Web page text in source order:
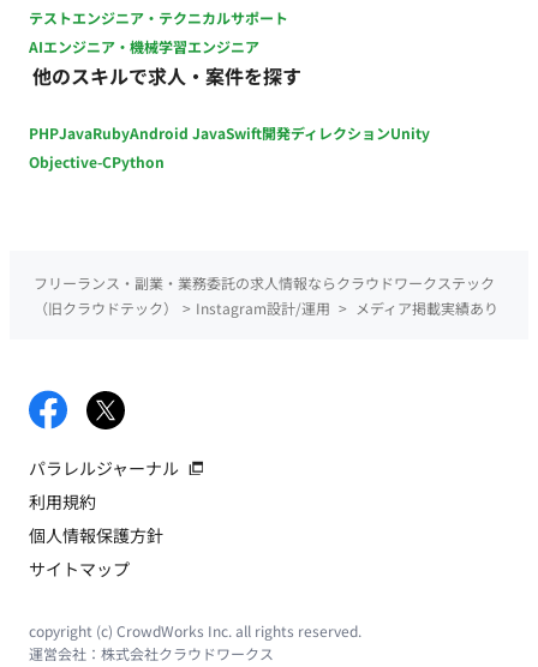
テストエンジニア・テクニカルサポート
AIエンジニア・機械学習エンジニア
他のスキルで求人・案件を探す
PHPJavaRubyAndroid JavaSwift開発ディレクションUnity
Objective-CPython
フリーランス・副業・業務委託の求人情報ならクラウドワークステック
（旧クラウドテック）
> Instagram設計/運用 > メディア掲載実績あり
パラレルジャーナル
利用規約
個人情報保護方針
サイトマップ
copyright (c) CrowdWorks Inc. all rights reserved.
運営会社： 株式会社クラウドワークス